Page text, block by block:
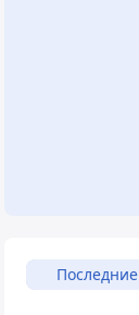
Последние